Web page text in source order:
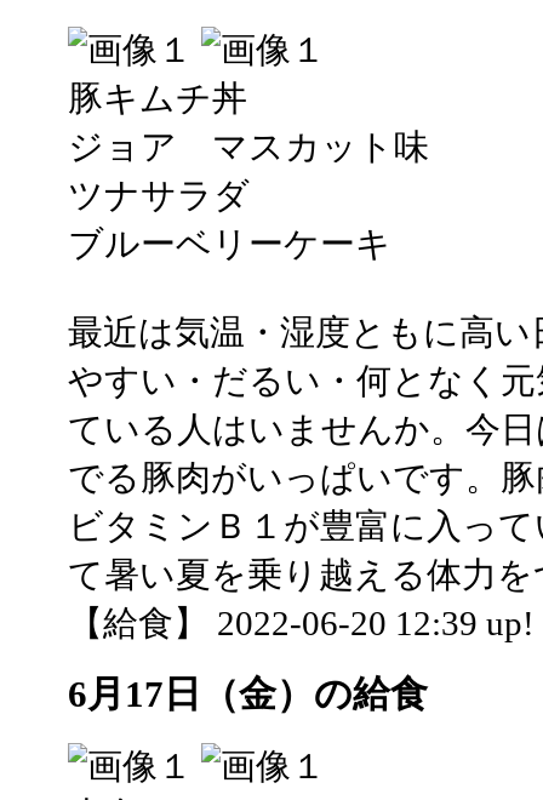
豚キムチ丼
ジョア マスカット味
ツナサラダ
ブルーベリーケーキ
最近は気温・湿度ともに高
やすい・だるい・何となく
ている人はいませんか。今
でる豚肉がいっぱいです。
ビタミンＢ１が豊富に入っ
て暑い夏を乗り越える体力
【給食】 2022-06-20 12:39 up!
6月17日（金）の給食